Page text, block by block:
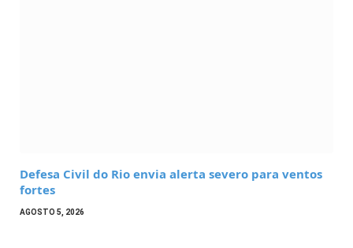
Defesa Civil do Rio envia alerta severo para ventos
fortes
AGOSTO 5, 2026